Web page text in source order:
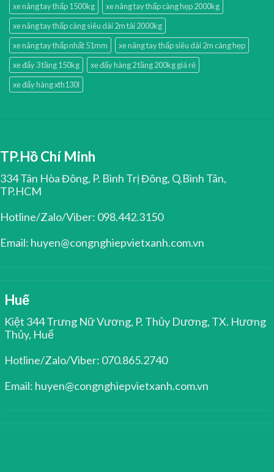
xe nâng tay thấp 1500kg
xe nâng tay thấp càng hẹp 2000kg
xe nâng tay thấp càng siêu dài 2m tải 2000kg
xe nâng tay thấp nhất 51mm
xe nâng tay thấp siêu dài 2m càng hẹp
xe đẩy 3 tầng 150kg
xe đẩy hàng 2 tầng 200kg giá rẻ
xe đẩy hàng xth130l
TP.Hồ Chí Minh
334 Tân Hòa Đông, P. Bình Trị Đông, Q.Bình Tân,
TP.HCM
Hotline/Zalo/Viber: 098.442.3150
Email: huyen@congnghiepvietxanh.com.vn
Huế
Kiệt 344 Trưng Nữ Vương, P. Thủy Dương, TX. Hương
Thủy, Huế
Hotline/Zalo/Viber: 070.865.2740
Email: huyen@congnghiepvietxanh.com.vn